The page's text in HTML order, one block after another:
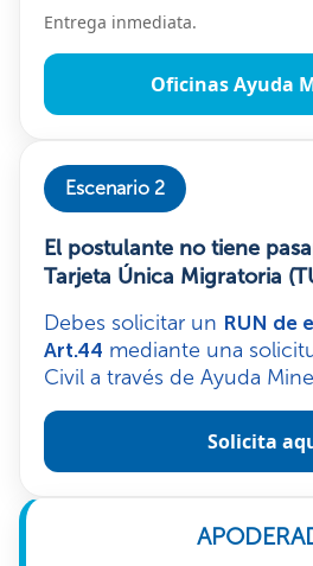
Entrega inmediata.
Oficinas Ayuda
Escenario 2
El postulante no tiene
Tarjeta Única Migratoria
Debes solicitar un RUN de
Art.44 mediante una
Civil a través de Ayuda
Solicita